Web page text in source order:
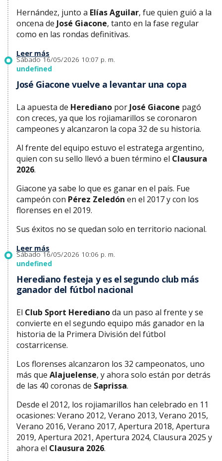
Hernández, junto a Elías Aguilar, fue quien guió a la
oncena de José Giacone, tanto en la fase regular
como en las rondas definitivas.
Leer más
Sábado 16/05/2026 10:07 p. m.
undefined
José Giacone vuelve a levantar una copa
La apuesta de Herediano porJosé Giacone pagó
con creces, ya que los rojiamarillos se coronaron
campeones y alcanzaron la copa 32 de su historia.
Al frente del equipo estuvo el estratega argentino,
quien con su sello llevó a buen término el Clausura
2026.
Giacone ya sabe lo que es ganar en el país. Fue
campeón con Pérez Zeledón en el 2017 y con los
florenses en el 2019.
Sus éxitos no se quedan solo en territorio nacional.
Leer más
Sábado 16/05/2026 10:06 p. m.
undefined
Herediano festeja y es el segundo club más
ganador del fútbol nacional
El Club Sport Heredianoda un paso al frente y se
convierte en el segundo equipo más ganador en la
historia de la Primera División del fútbol
costarricense.
Los florenses alcanzaron los 32 campeonatos, uno
más que Alajuelense, y ahora solo están por detrás
de las 40 coronas de Saprissa.
Desde el 2012, los rojiamarillos han celebrado en 11
ocasiones: Verano 2012, Verano 2013, Verano 2015,
Verano 2016, Verano 2017, Apertura 2018, Apertura
2019, Apertura 2021, Apertura 2024, Clausura 2025 y
ahora el Clausura 2026.